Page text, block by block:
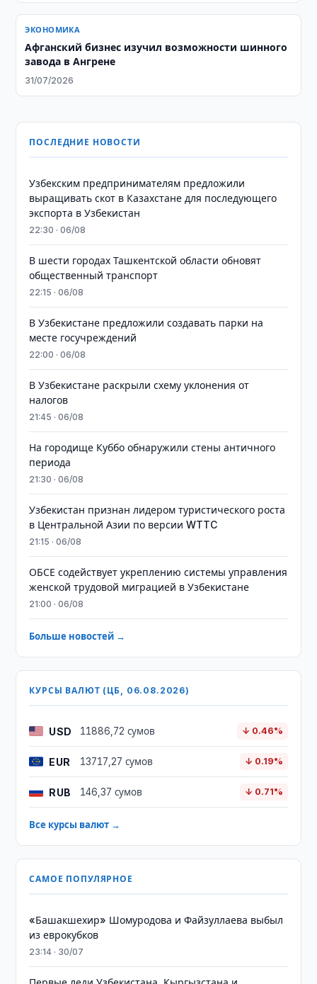
ЭКОНОМИКА
Афганский бизнес изучил возможности шинного
завода в Ангрене
31/07/2026
ПОСЛЕДНИЕ НОВОСТИ
Узбекским предпринимателям предложили
выращивать скот в Казахстане для последующего
экспорта в Узбекистан
22:30 · 06/08
В шести городах Ташкентской области обновят
общественный транспорт
22:15 · 06/08
В Узбекистане предложили создавать парки на
месте госучреждений
22:00 · 06/08
В Узбекистане раскрыли схему уклонения от
налогов
21:45 · 06/08
На городище Куббо обнаружили стены античного
периода
21:30 · 06/08
Узбекистан признан лидером туристического роста
в Центральной Азии по версии WTTC
21:15 · 06/08
ОБСЕ содействует укреплению системы управления
женской трудовой миграцией в Узбекистане
21:00 · 06/08
Больше новостей →
КУРСЫ ВАЛЮТ (ЦБ, 06.08.2026)
USD 11886,72 сумов ↓ 0.46%
EUR 13717,27 сумов ↓ 0.19%
RUB 146,37 сумов ↓ 0.71%
Все курсы валют →
САМОЕ ПОПУЛЯРНОЕ
«Башакшехир» Шомуродова и Файзуллаева выбыл
из еврокубков
23:14 · 30/07